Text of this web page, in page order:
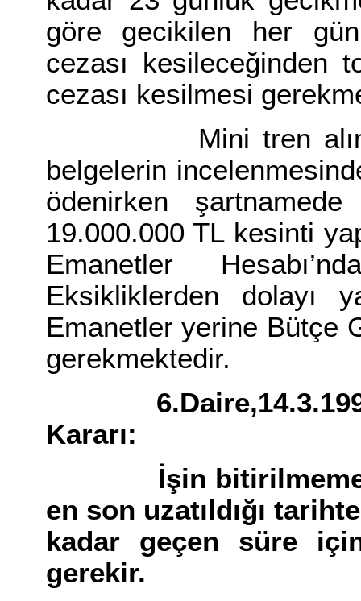
göre gecikilen her
cezası kesileceğinden
cezası kesilmesi
Mini tren
belgelerin
ödenirken
19.000.000 TL kesinti
Emanetler
Eksikliklerden dolayı
Emanetler yerine Bütçe
gerekmektedir.
Kararı:
İşin bitirilmemesi
en son uzatıldığı
kadar geçen süre
gerekir.